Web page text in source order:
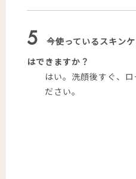
5 今使っているスキン
はできますか？
はい。洗顔後すぐ、
ださい。